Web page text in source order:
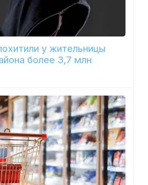
у жительницы
более 3,7 млн